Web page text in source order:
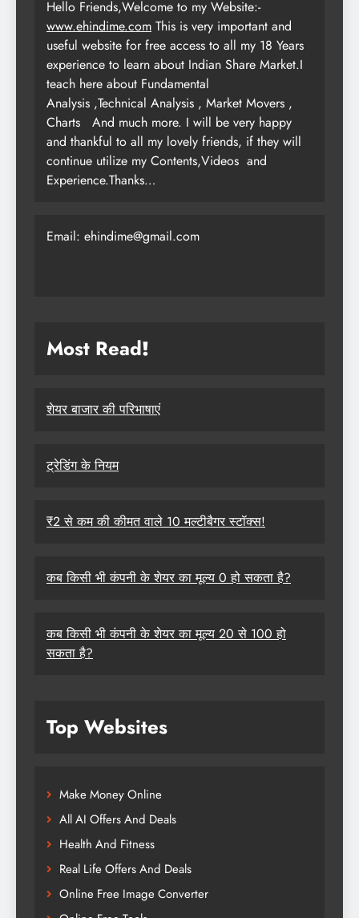
Hello Friends,Welcome to my Website:-
www.ehindime.com This is very important and
useful website for free access to all my 18 Years
experience to learn about Indian Share Market.I
teach here about Fundamental
Analysis ,Technical Analysis , Market Movers ,
Charts
And much more. I will be very happy
and thankful to all my lovely friends, if they will
continue utilize my Contents,Videos and
Experience.Thanks…
Email: ehindime@gmail.com
Most Read!
शेयर बाजार की परिभाषाएं
ट्रेडिंग के नियम
₹2 से कम की कीमत वाले 10 मल्टीबैगर स्टॉक्स!
कब किसी भी कंपनी के शेयर का मूल्य 0 हो सकता है?
कब किसी भी कंपनी के शेयर का मूल्य 20 से 100 हो
सकता है?
Top Websites
Make Money Online
All AI Offers And Deals
Health And Fitness
Real Life Offers And Deals
Online Free Image Converter